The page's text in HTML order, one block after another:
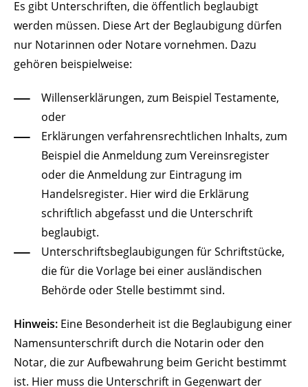
Es gibt Unterschriften, die öffentlich beglaubigt
werden müssen. Diese Art der Beglaubigung dürfen
nur Notarinnen oder Notare vornehmen. Dazu
gehören beispielweise:
Willenserklärungen, zum Beispiel Testamente,
oder
Erklärungen verfahrensrechtlichen Inhalts, zum
Beispiel die Anmeldung zum Vereinsregister
oder die Anmeldung zur Eintragung im
Handelsregister. Hier wird die Erklärung
schriftlich abgefasst und die Unterschrift
beglaubigt.
Unterschriftsbeglaubigungen für Schriftstücke,
die für die Vorlage bei einer ausländischen
Behörde oder Stelle bestimmt sind.
Hinweis: Eine Besonderheit ist die Beglaubigung einer
Namensunterschrift durch die Notarin oder den
Notar, die zur Aufbewahrung beim Gericht bestimmt
ist. Hier muss die Unterschrift in Gegenwart der